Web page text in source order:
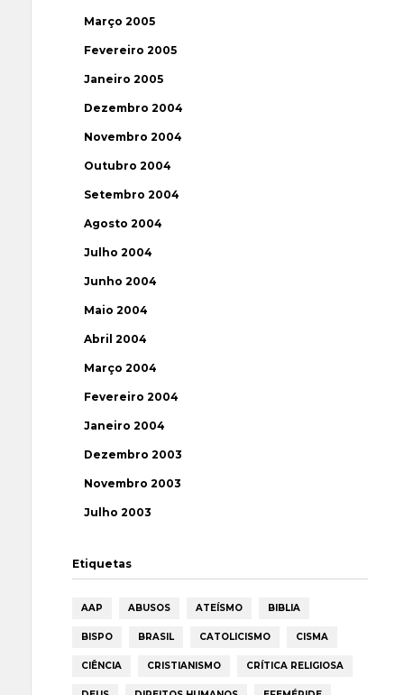
Março 2005
Fevereiro 2005
Janeiro 2005
Dezembro 2004
Novembro 2004
Outubro 2004
Setembro 2004
Agosto 2004
Julho 2004
Junho 2004
Maio 2004
Abril 2004
Março 2004
Fevereiro 2004
Janeiro 2004
Dezembro 2003
Novembro 2003
Julho 2003
Etiquetas
AAP ABUSOS ATEÍSMO BIBLIA
BISPO BRASIL CATOLICISMO CISMA
CIÊNCIA CRISTIANISMO CRÍTICA RELIGIOSA